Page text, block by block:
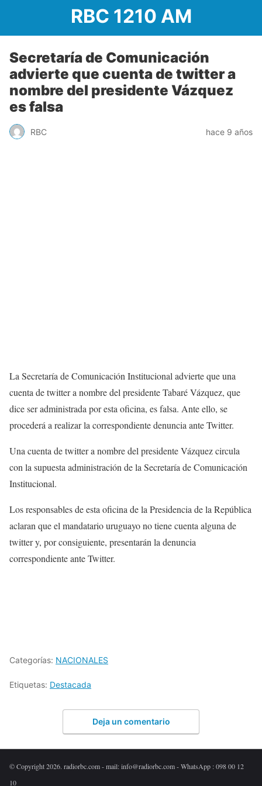
RBC 1210 AM
Secretaría de Comunicación
advierte que cuenta de twitter a
nombre del presidente Vázquez
es falsa
RBC hace 9 años
La Secretaría de Comunicación Institucional advierte que una
cuenta de twitter a nombre del presidente Tabaré Vázquez, que
dice ser administrada por esta oficina, es falsa. Ante ello, se
procederá a realizar la correspondiente denuncia ante Twitter.
Una cuenta de twitter a nombre del presidente Vázquez circula
con la supuesta administración de la Secretaría de Comunicación
Institucional.
Los responsables de esta oficina de la Presidencia de la República
aclaran que el mandatario uruguayo no tiene cuenta alguna de
twitter y, por consiguiente, presentarán la denuncia
correspondiente ante Twitter.
Categorías: NACIONALES
Etiquetas: Destacada
Deja un comentario
© Copyright 2026. radiorbc.com - mail: info@radiorbc.com - WhatsApp : 098 00 12
10